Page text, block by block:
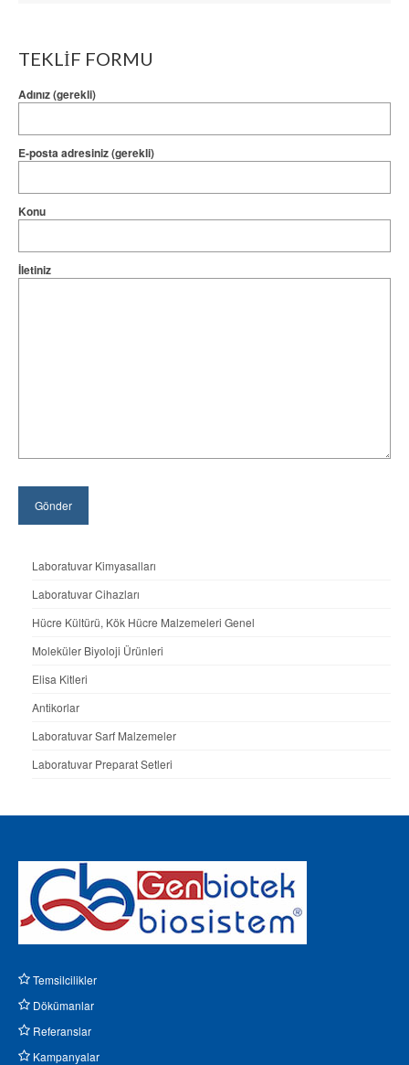
TEKLİF FORMU
Adınız (gerekli)
E-posta adresiniz (gerekli)
Konu
İletiniz
Laboratuvar Kimyasalları
Laboratuvar Cihazları
Hücre Kültürü, Kök Hücre Malzemeleri Genel
Moleküler Biyoloji Ürünleri
Elisa Kitleri
Antikorlar
Laboratuvar Sarf Malzemeler
Laboratuvar Preparat Setleri
Temsilcilikler
Dökümanlar
Referanslar
Kampanyalar